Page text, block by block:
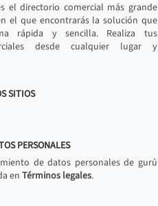
el directorio comercial más grande
el que encontrarás la solución que
rápida y sencilla. Realiza tus
desde cualquier lugar y
SITIOS
PERSONALES
de datos personales de gurú
en Términos legales.